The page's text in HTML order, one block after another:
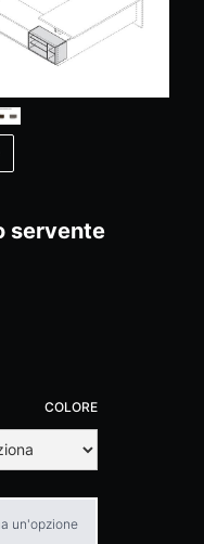
servente
COLORE
un'opzione